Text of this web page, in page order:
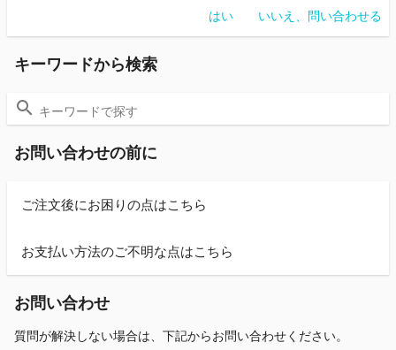
はい いいえ、問い合わせる
キーワードから検索
お問い合わせの前に
ご注文後にお困りの点はこちら
お支払い方法のご不明な点はこちら
お問い合わせ
質問が解決しない場合は、下記からお問い合わせください。